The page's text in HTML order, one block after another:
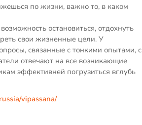
по жизни, важно то, в каком
остановиться, отдохнуть
свои жизненные цели. У
связанные с тонкими опытами, с
отвечают на все возникающие
эффективней погрузиться вглубь
vipassana/